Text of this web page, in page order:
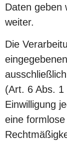
Daten geben
weiter.
Die
(Art. 6 Abs.
Einwilligung
eine